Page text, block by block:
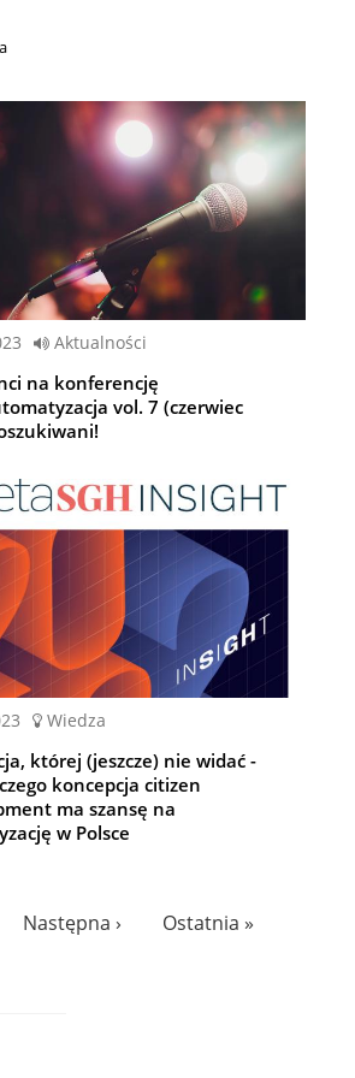
Aktualności
na konferencję
vol. 7 (czerwiec
Wiedza
której (jeszcze) nie widać -
koncepcja citizen
ma szansę na
w Polsce
Następna
Następna ›
Ostatnia
Ostatnia »